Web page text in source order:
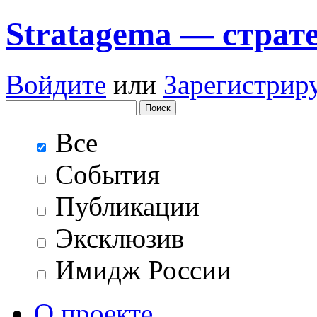
Stratagema —
Войдите или
Все
События
Публикации
Эксклюзив
Имидж России